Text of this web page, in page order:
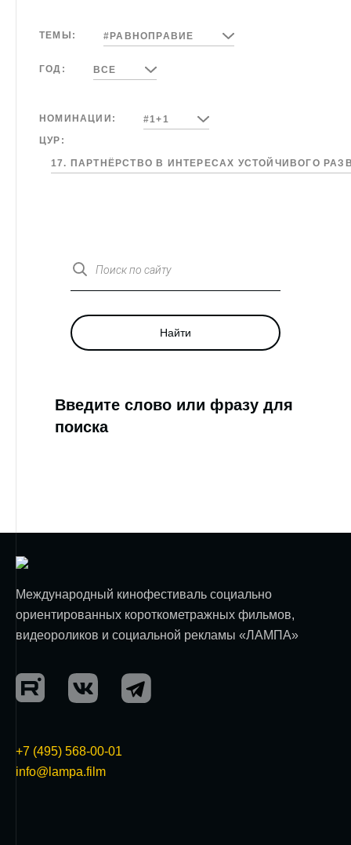
ТЕМЫ: #РАВНОПРАВИЕ
ГОД: ВСЕ
НОМИНАЦИИ:
#1+1
ЦУР:
17. ПАРТНЁРСТВО В ИНТЕРЕСАХ УСТОЙЧИВОГО
Поиск по сайту
Найти
Введите слово или фразу для
поиска
Международный кинофестиваль социально
ориентированных короткометражных фильмов,
видеороликов и социальной рекламы «ЛАМПА»
+7 (495) 568-00-01
info@lampa.film